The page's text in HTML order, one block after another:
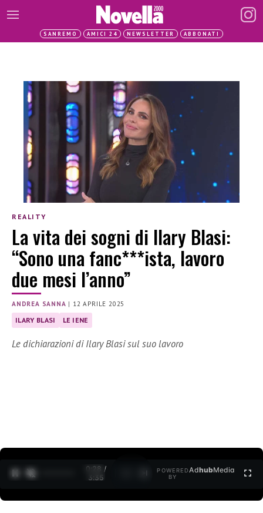
SANREMO AMICI 24 NEWSLETTER ABBONATI
REALITY
La vita dei sogni di Ilary Blasi:
“Sono una fanc***ista, lavoro
due mesi l’anno”
ANDREA SANNA | 12 APRILE 2025
ILARY BLASI LE IENE
Le dichiarazioni di Ilary Blasi sul suo lavoro
0:30 /
3:35
POWERED
BY
AdhubMedia